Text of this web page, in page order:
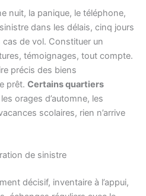
nuit, la panique, le téléphone,
dans les délais, cinq jours
de vol. Constituer un
témoignages, tout compte.
précis des biens
prêt. Certains quartiers
les orages d’automne, les
scolaires, rien n’arrive
de sinistre
décisif, inventaire à l’appui,